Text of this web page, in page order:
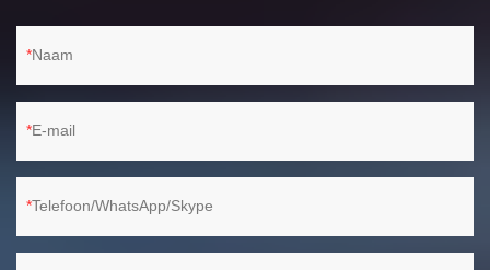
Naam
E-mail
Telefoon/WhatsApp/Skype